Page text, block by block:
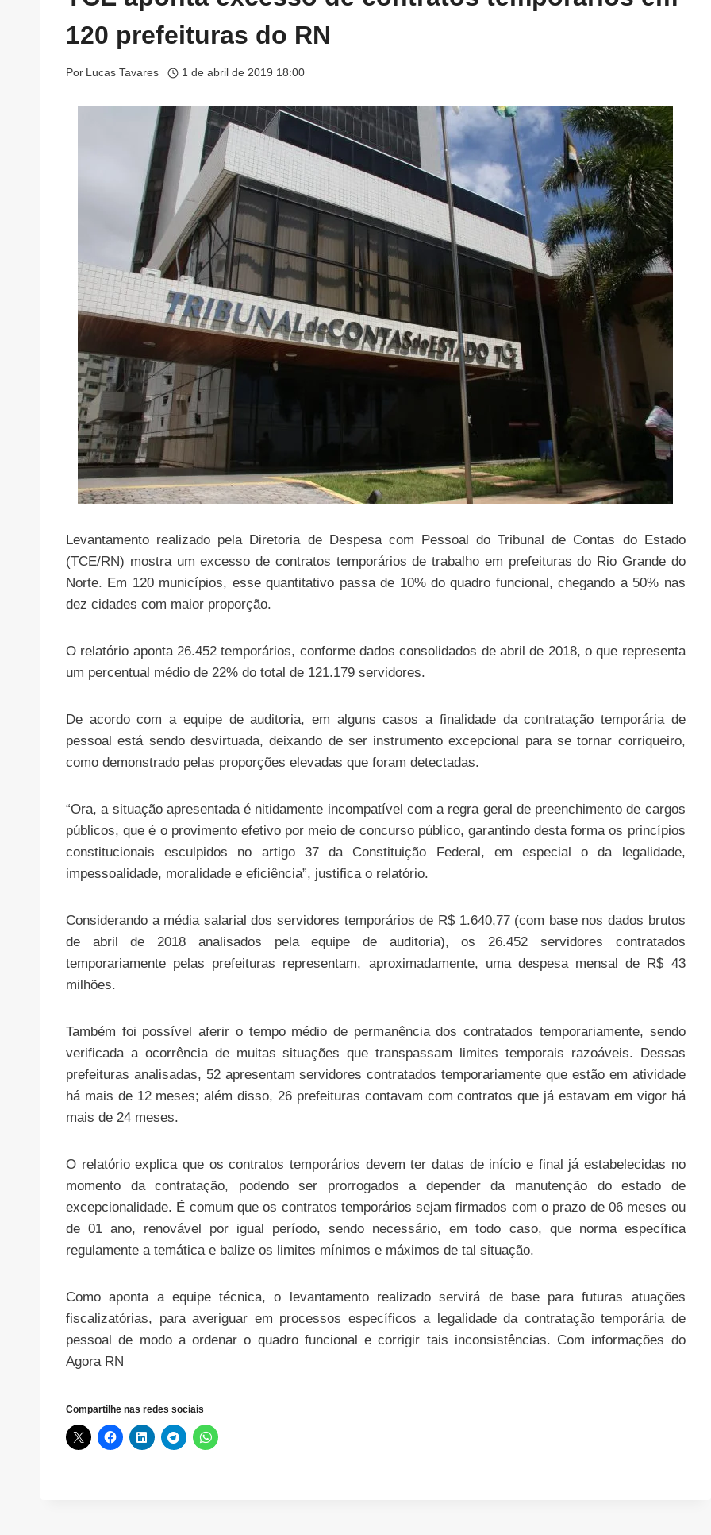
120 prefeituras do RN
Por Lucas Tavares 1 de abril de 2019 18:00
Levantamento realizado pela Diretoria de Despesa com Pessoal do Tribunal de Contas do Estado
(TCE/RN) mostra um excesso de contratos temporários de trabalho em prefeituras do Rio Grande do
Norte. Em 120 municípios, esse quantitativo passa de 10% do quadro funcional, chegando a 50% nas
dez cidades com maior proporção.
O relatório aponta 26.452 temporários, conforme dados consolidados de abril de 2018, o que representa
um percentual médio de 22% do total de 121.179 servidores.
De acordo com a equipe de auditoria, em alguns casos a finalidade da contratação temporária de
pessoal está sendo desvirtuada, deixando de ser instrumento excepcional para se tornar corriqueiro,
como demonstrado pelas proporções elevadas que foram detectadas.
“Ora, a situação apresentada é nitidamente incompatível com a regra geral de preenchimento de cargos
públicos, que é o provimento efetivo por meio de concurso público, garantindo desta forma os princípios
constitucionais esculpidos no artigo 37 da Constituição Federal, em especial o da legalidade,
impessoalidade, moralidade e eficiência”, justifica o relatório.
Considerando a média salarial dos servidores temporários de R$ 1.640,77 (com base nos dados brutos
de abril de 2018 analisados pela equipe de auditoria), os 26.452 servidores contratados
temporariamente pelas prefeituras representam, aproximadamente, uma despesa mensal de R$ 43
milhões.
Também foi possível aferir o tempo médio de permanência dos contratados temporariamente, sendo
verificada a ocorrência de muitas situações que transpassam limites temporais razoáveis. Dessas
prefeituras analisadas, 52 apresentam servidores contratados temporariamente que estão em atividade
há mais de 12 meses; além disso, 26 prefeituras contavam com contratos que já estavam em vigor há
mais de 24 meses.
O relatório explica que os contratos temporários devem ter datas de início e final já estabelecidas no
momento da contratação, podendo ser prorrogados a depender da manutenção do estado de
excepcionalidade. É comum que os contratos temporários sejam firmados com o prazo de 06 meses ou
de 01 ano, renovável por igual período, sendo necessário, em todo caso, que norma específica
regulamente a temática e balize os limites mínimos e máximos de tal situação.
Como aponta a equipe técnica, o levantamento realizado servirá de base para futuras atuações
fiscalizatórias, para averiguar em processos específicos a legalidade da contratação temporária de
pessoal de modo a ordenar o quadro funcional e corrigir tais inconsistências. Com informações do
Agora RN
Compartilhe nas redes sociais